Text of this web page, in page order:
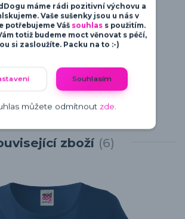
kategoriích
zboží 6
máme rádi pozitivní výchovu a
Vaše sušenky jsou u nás v
potřebujeme Váš souhlass použitím.
totiž budeme moct věnovat s péčí,
si zasloužíte. Packu na to :-)
Souhlasím
můžete odmítnout zde.